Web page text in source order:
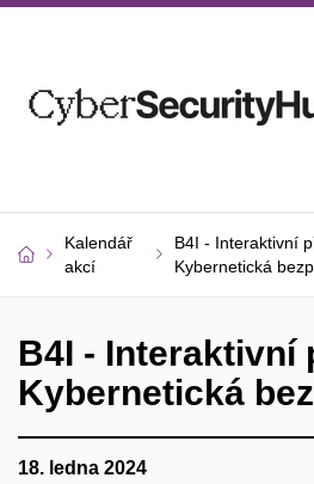
Kalendář
akcí
B4I - Interaktivní
Kybernetická
B4I - Interaktivní
Kybernetická
18. ledna 2024